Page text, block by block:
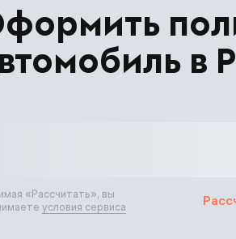
в
«Рассчитать», вы
условия сервиса